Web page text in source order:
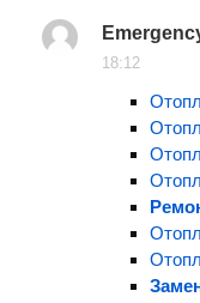
18:12